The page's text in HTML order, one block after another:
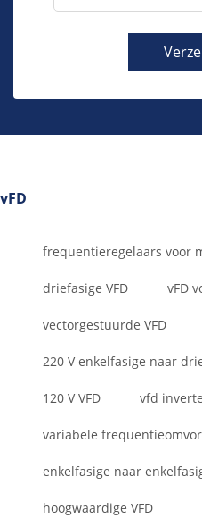
vFD
frequentieregelaars voor
driefasige VFD vFD
vectorgestuurde VFD
220 V enkelfasige naar
120 V VFD vfd
variabele
enkelfasige naar
hoogwaardige VFD